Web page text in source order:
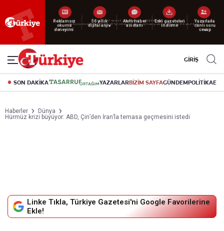
Reklamsız
okuma
deneyimi
56 yıllık
dijital arşiv
Akıllı haber
asistanı
Eski gazeteleri
indirme
Yazarlarla
canlı soru
cevap
GİRİŞ
SON DAKİKA YAZARLARBİZİM SAYFAGÜNDEMPOLİTİKA
Haberler
Dünya
Hürmüz krizi büyüyor: ABD, Çin’den İran’la temasa geçmesini istedi
Linke Tıkla, Türkiye Gazetesi'ni Google Favorilerine
Ekle!